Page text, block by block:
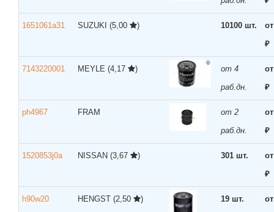
1651061a31 SUZUKI (5,00 ) 10100 шт.
₽
7143220001 MEYLE (4,17 )
от 4
раб.дн.
₽
ph4967 FRAM
от 2
раб.дн.
₽
1520853j0a NISSAN (3,67 ) 301 шт.
₽
h90w20 HENGST (2,50 ) 19 шт.